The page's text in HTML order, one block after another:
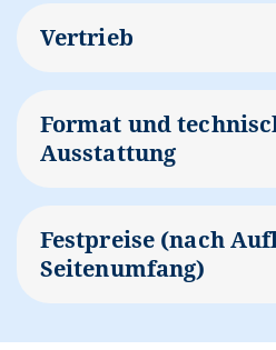
Vertrieb
Vergabe einer
Standardbuchnummer
Eintrag in das
Lagerhaltung der
Fakturierung/Inkasso
Vertrieb über das
Buchhandelsnetz, u. a.
Barsortimente,
Format und
Ausstattung
DIN A5
Hardcover mit
Mattfolienkaschierung
Festpreise (nach
Seitenumfang)